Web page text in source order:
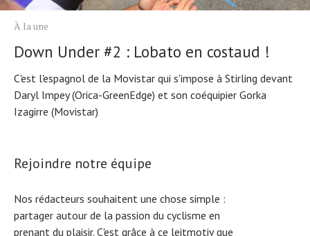
À la une
Down Under #2 : Lobato en costaud !
C'est l'espagnol de la Movistar qui s'impose à Stirling devant
Daryl Impey (Orica-GreenEdge) et son coéquipier Gorka
Izagirre (Movistar)
Rejoindre notre équipe
Nos rédacteurs souhaitent une chose simple :
partager autour de la passion du cyclisme en
prenant du plaisir. C'est grâce à ce leitmotiv que